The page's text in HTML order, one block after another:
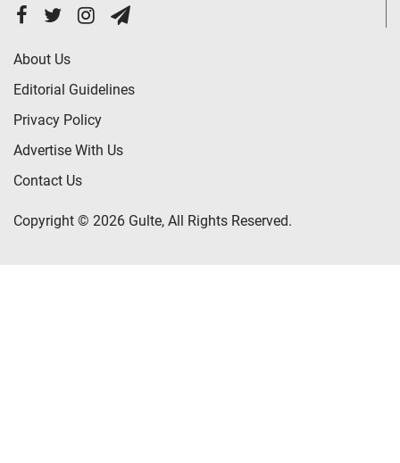
About Us
Editorial Guidelines
Privacy Policy
Advertise With Us
Contact Us
Copyright © 2026 Gulte, All Rights Reserved.